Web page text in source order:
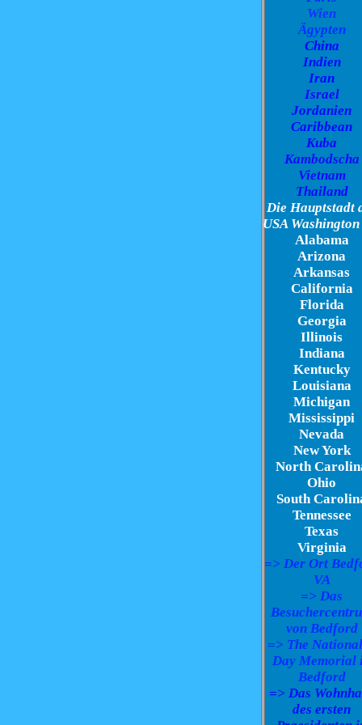
Wien
Ägypten
China
Indien
Iran
Israel
Jordanien
Caribbean
Kuba
Kambodscha
Vietnam
Thailand
Die Hauptstadt
USA
Alabama
Arizona
Arkansas
California
Florida
Georgia
Illinois
Indiana
Kentucky
Louisiana
Michigan
Mississippi
Nevada
New York
North
Ohio
South
Tennessee
Texas
Virginia
=> Der Ort
VA
=> Das
von Bedford
=> The
Day Memorial
Bedford
=> Das
des ersten